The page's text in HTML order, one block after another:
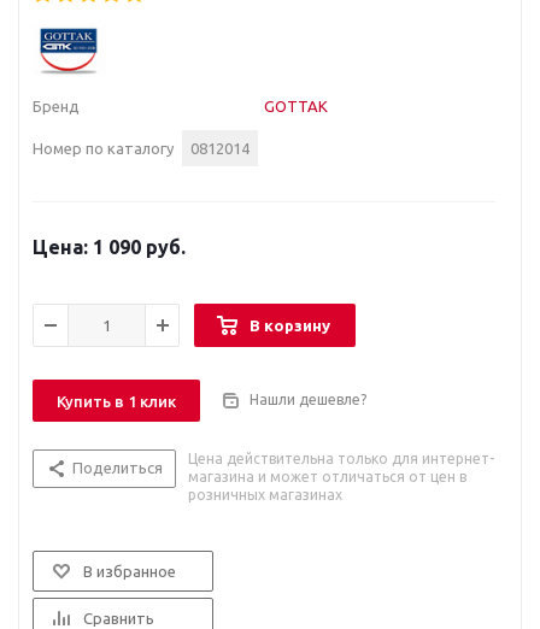
Бренд GOTTAK
Номер по каталогу 0812014
1 090 руб.
В корзину
Купить в 1 клик Нашли дешевле?
Поделиться
Цена действительна только для интернет-
магазина и может отличаться от цен в
розничных магазинах
В избранное
Сравнить